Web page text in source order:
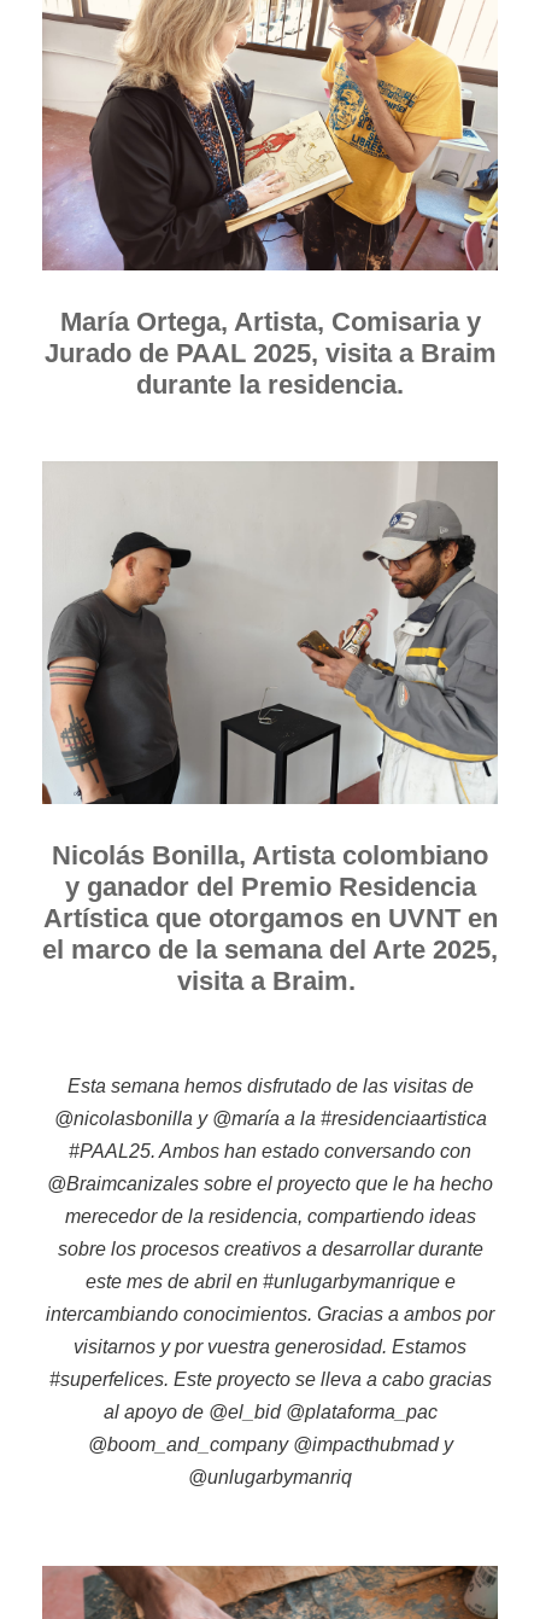
María Ortega, Artista, Comisaria y
Jurado de PAAL 2025, visita a Braim
durante la residencia.
Nicolás Bonilla, Artista colombiano
y ganador del Premio Residencia
Artística que otorgamos en UVNT en
el marco de la semana del Arte 2025,
visita a Braim.
Esta semana hemos disfrutado de las visitas de
@nicolasbonilla y @maría a la #residenciaartistica
#PAAL25. Ambos han estado conversando con
@Braimcanizales sobre el proyecto que le ha hecho
merecedor de la residencia, compartiendo ideas
sobre los procesos creativos a desarrollar durante
este mes de abril en #unlugarbymanrique e
intercambiando conocimientos. Gracias a ambos por
visitarnos y por vuestra generosidad. Estamos
#superfelices. Este proyecto se lleva a cabo gracias
al apoyo de @el_bid @plataforma_pac
@boom_and_company @impacthubmad y
@unlugarbymanriq